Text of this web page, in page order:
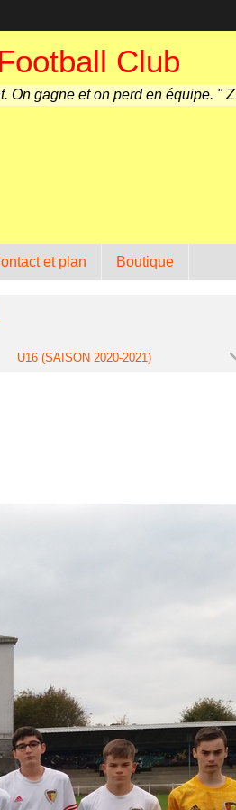
Club
On gagne et on perd en équipe. "
et plan Boutique
U16 (SAISON 2020-2021)